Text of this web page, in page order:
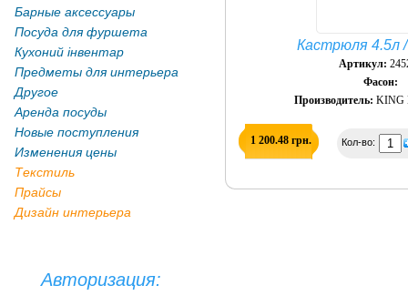
Барные аксессуары
Посуда для фуршета
Кухоний інвентар
Предметы для интерьера
Другое
Аренда посуды
Новые поступления
Изменения цены
Текстиль
Прайсы
Дизайн интерьера
Авторизация:
Кастрюля 4.5л
Артикул:
Фасон:
Производитель: KING
1 200.48 грн. Кол-во: